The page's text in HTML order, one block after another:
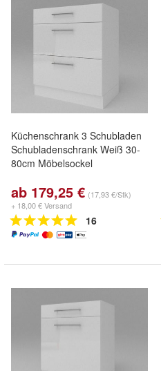
Küchenschrank 3 Schubladen
Schubladenschrank Weiß 30-
80cm Möbelsockel
ab 179,25 € (17,93 €/Stk)
+ 18,00 € Versand
16